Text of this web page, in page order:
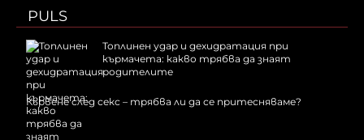
PULS
Топлинен удар и дехидратация при
кърмачета: какво трябва да знаят
родителите
Кървене след секс – трябва ли да се притесняваме?